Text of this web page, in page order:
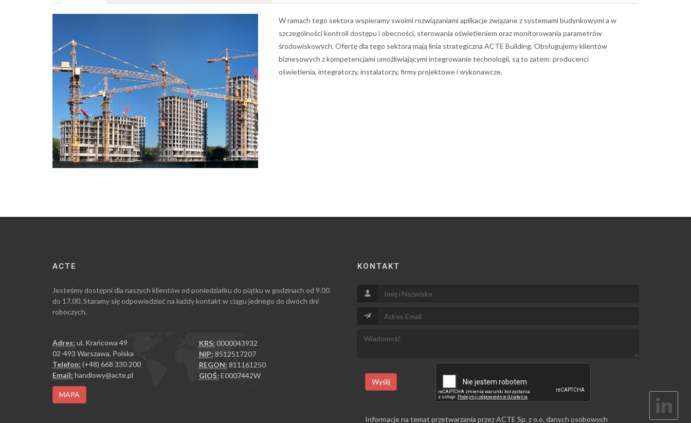
W ramach tego sektora wspieramy swoimi rozwiązaniami aplikacje związane z systemami budynkowymi a w
szczególności kontroli dostępu i obecności, sterowania oświetleniem oraz monitorowania parametrów
środowiskowych. Ofertę dla tego sektora mają linia strategiczna ACTE Building. Obsługujemy klientów
biznesowych z kompetencjami umożliwiającymi integrowanie technologii, są to zatem: producenci
oświetlenia, integratorzy, instalatorzy, firmy projektowe i wykonawcze.
ACTE
Jesteśmy dostępni dla naszych klientów od poniedziałku do piątku w godzinach od 9.00
do 17.00. Staramy się odpowiedzieć na każdy kontakt w ciągu jednego do dwóch dni
roboczych.
Adres: ul. Krańcowa 49
02-493 Warszawa, Polska
Telefon: (+48) 668 330 200
Email: handlowy@acte.pl
KRS: 0000043932
NIP: 8512517207
REGON: 811161250
GIOŚ: E0007442W
MAPA
KONTAKT
Wyślij
Informacje na temat przetwarzania przez ACTE Sp. z o.o. danych osobowych